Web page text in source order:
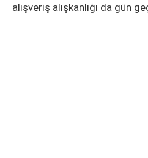
alışveriş alışkanlığı da gün